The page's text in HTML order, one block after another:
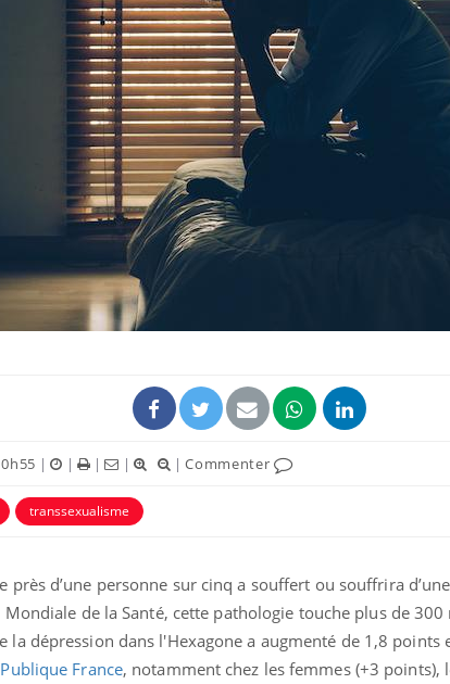
| | | | |Commenter
transsexualisme
près d’une personne sur cinq a souffert ou souffrira
Mondiale de la Santé, cette pathologie touche plus de
la dépression dans l'Hexagone a augmenté de 1,8
France, notamment chez les femmes (+3 points),